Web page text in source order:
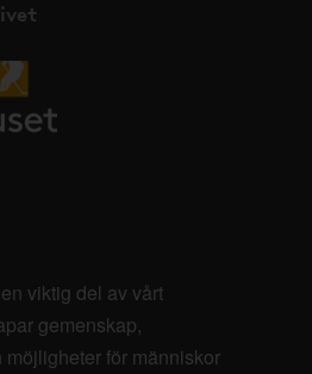
viktig del av vårt
gemenskap,
för människor